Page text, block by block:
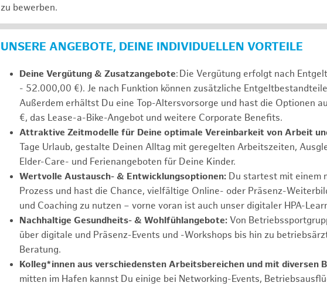
zu bewerben.
UNSERE ANGEBOTE, DEINE INDIVIDUELLEN VORTEILE
Deine Vergütung & Zusatzangebote: Die Vergütung erfolgt nach
- 52.000,00 €). Je nach Funktion können zusätzliche
Außerdem erhältst Du eine Top-Altersvorsorge und hast die Optionen
€, das Lease-a-Bike-Angebot und weitere Corporate Benefits.
Attraktive Zeitmodelle für Deine optimale Vereinbarkeit von Arbeit
Tage Urlaub, gestalte Deinen Alltag mit geregelten Arbeitszeiten,
Elder-Care- und Ferienangeboten für Deine Kinder.
Wertvolle Austausch- & Entwicklungsoptionen: Du startest mit einem
Prozess und hast die Chance, vielfältige Online- oder Präsenz-
und Coaching zu nutzen – vorne voran ist auch unser digitaler HPA-
Nachhaltige Gesundheits- & Wohlfühlangebote: Von
über digitale und Präsenz-Events und -Workshops bis hin zu
Beratung.
Kolleg*innen aus verschiedensten Arbeitsbereichen und mit diversen
mitten im Hafen kannst Du einige bei Networking-Events,